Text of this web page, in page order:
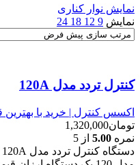
نمایش نوار کناری
نمایش 9
12
18
24
کنترل تردد مدل 120A
اکسس کنترل | خرید با
تومان1,320,000
نمره 5.00 از 5